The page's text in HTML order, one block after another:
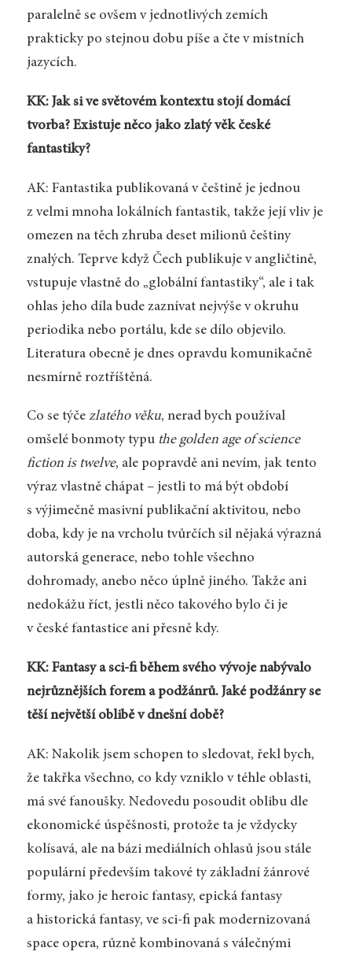
paralelně se ovšem v jednotlivých zemích
prakticky po stejnou dobu píše a čte v místních
jazycích.
KK: Jak si ve světovém kontextu stojí domácí
tvorba? Existuje něco jako zlatý věk české
fantastiky?
AK: Fantastika publikovaná v češtině je jednou
z velmi mnoha lokálních fantastik, takže její vliv je
omezen na těch zhruba deset milionů češtiny
znalých. Teprve když Čech publikuje v angličtině,
vstupuje vlastně do „globální fantastiky“, ale i tak
ohlas jeho díla bude zaznívat nejvýše v okruhu
periodika nebo portálu, kde se dílo objevilo.
Literatura obecně je dnes opravdu komunikačně
nesmírně roztříštěná.
Co se týče zlatého věku, nerad bych používal
omšelé bonmoty typu the golden age of science
fiction is twelve, ale popravdě ani nevím, jak tento
výraz vlastně chápat – jestli to má být období
s výjimečně masivní publikační aktivitou, nebo
doba, kdy je na vrcholu tvůrčích sil nějaká výrazná
autorská generace, nebo tohle všechno
dohromady, anebo něco úplně jiného. Takže ani
nedokážu říct, jestli něco takového bylo či je
v české fantastice ani přesně kdy.
KK: Fantasy a sci-fi během svého vývoje nabývalo
nejrůznějších forem a podžánrů. Jaké podžánry se
těší největší oblibě v dnešní době?
AK: Nakolik jsem schopen to sledovat, řekl bych,
že takřka všechno, co kdy vzniklo v téhle oblasti,
má své fanoušky. Nedovedu posoudit oblibu dle
ekonomické úspěšnosti, protože ta je vždycky
kolísavá, ale na bázi mediálních ohlasů jsou stále
populární především takové ty základní žánrové
formy, jako je heroic fantasy, epická fantasy
a historická fantasy, ve sci-fi pak modernizovaná
space opera, různě kombinovaná s válečnými